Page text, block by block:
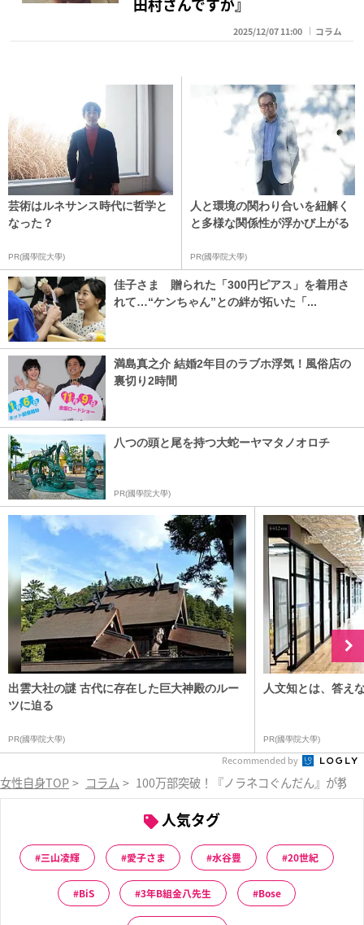
2025/12/07 11:00 コラム
芸術はルネサンス時代に哲学と
なった？
PR(國學院大學)
人と環境の関わり合いを紐解く
と多様な関係性が浮かび上がる
PR(國學院大學)
佳子さま 贈られた「300円ピアス」を着用さ
れて…“ケンちゃん”との絆が拓いた「...
満島真之介 結婚2年目のラブホ浮気！風俗店の
裏切り2時間
八つの頭と尾を持つ大蛇ーヤマタノオロチ
PR(國學院大學)
出雲大社の謎 古代に存在した巨大神殿のルー
ツに迫る
PR(國學院大學)
人文知とは、答え
PR(國學院大學)
Recommended by
女性自身TOP > コラム > 100万部突破！『ノラネコぐんだん』が教え
人気タグ
三山凌輝 愛子さま 水谷豊 20世紀
BiS 3年B組金八先生 Bose